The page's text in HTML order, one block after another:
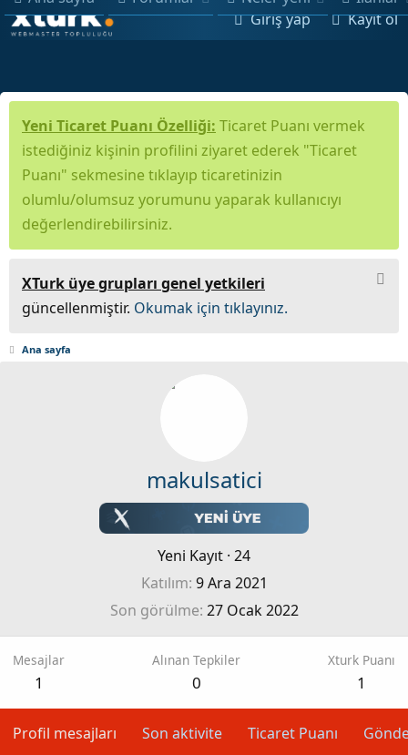
Giriş yap Kayıt ol
Yeni Ticaret Puanı Özelliği: Ticaret Puanı vermek
istediğiniz kişinin profilini ziyaret ederek "Ticaret
Puanı" sekmesine tıklayıp ticaretinizin
olumlu/olumsuz yorumunu yaparak kullanıcıyı
değerlendirebilirsiniz.
XTurk üye grupları genel yetkileri
güncellenmiştir. Okumak için tıklayınız.
Ana sayfa
makulsatici
Yeni Kayıt · 24
Katılım 9 Ara 2021
Son görülme 27 Ocak 2022
Mesajlar
1
Alınan Tepkiler
0
Xturk Puanı
1
Profil mesajları Son aktivite Ticaret Puanı